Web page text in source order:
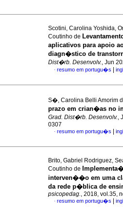
Scotini, Carolina Yoshida,
Coutinho de
aplicativos para apoio
diagn�stico de
Dist�rb. Desenvolv., Jun
· resumo em portugu�s
S�, Carolina Belli Amorim
prazo em crian�as no
Grad. Dist�rb. Desenvolv.,
0307
· resumo em portugu�s
Brito, Gabriel Rodriguez,
Coutinho de
interven��o em uma
da rede p�blica de
psicopedag., 2018, vol.35,
· resumo em portugu�s